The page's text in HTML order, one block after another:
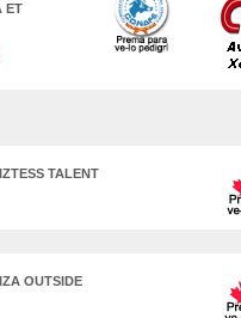
ET
TALENT
OUTSIDE